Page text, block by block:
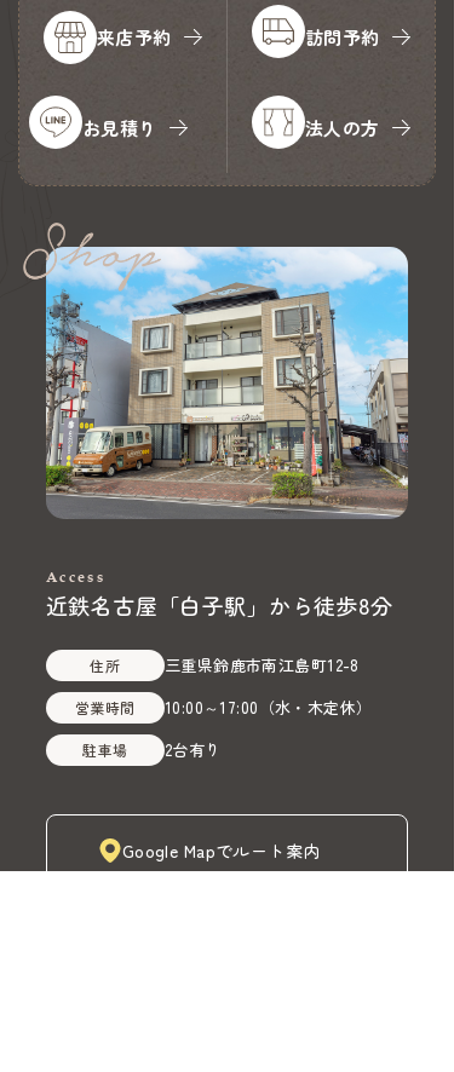
来店予約 訪問予約
お見積り 法人の方
Access
近鉄名古屋「白子駅」から徒歩8分
住所 三重県鈴鹿市南江島町12-8
営業時間 10:00～17:00 （水・木定休）
駐車場 2台有り
Google Mapでルート案内